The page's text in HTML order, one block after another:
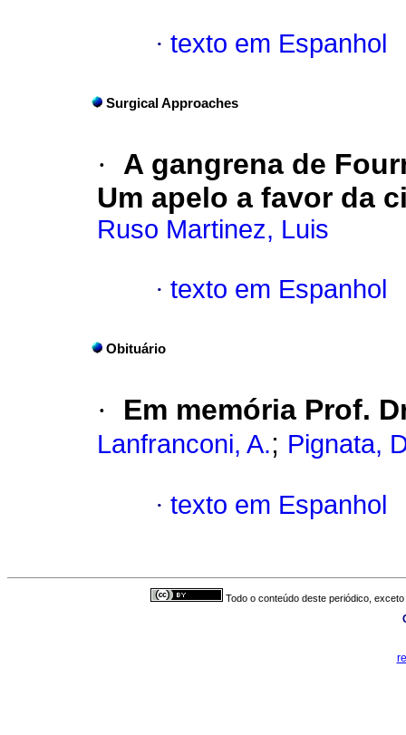
· texto em Espanhol
Surgical Approaches
·
A gangrena de
Um apelo a favor da
Ruso Martinez, Luis
· texto em Espanhol
Obituário
· Em memória Prof.
Lanfranconi, A.; Pignata,
· texto em Espanhol
Todo o conteúdo deste periódico,